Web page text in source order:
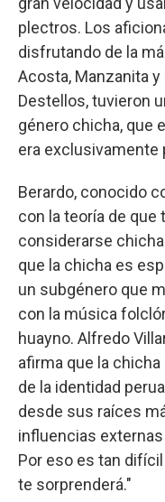
plectros. Los
disfrutando de la
Acosta, Manzanita y
Destellos, tuvieron
género chicha, que
era exclusivamente
Berardo, conocido
con la teoría de que
considerarse
que la chicha es
un subgénero que
con la música
huayno. Alfredo
afirma que la
de la identidad
desde sus raíces
influencias
Por eso es tan
te sorprenderá."